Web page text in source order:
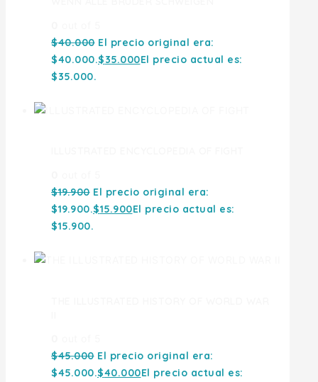
$40.000 El precio original era:
$40.000.$35.000El precio actual es:
$35.000.
$19.900 El precio original era:
$19.900.$15.900El precio actual es:
$15.900.
$45.000 El precio original era:
$45.000.$40.000El precio actual es: